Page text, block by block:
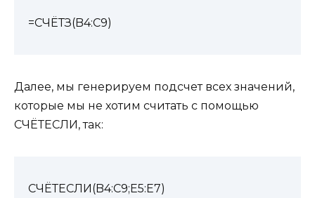
=СЧЁТЗ(B4:C9)
Далее, мы генерируем подсчет всех значений,
которые мы не хотим считать с помощью
СЧЁТЕСЛИ, так:
СЧЁТЕСЛИ(B4:C9;E5:E7)